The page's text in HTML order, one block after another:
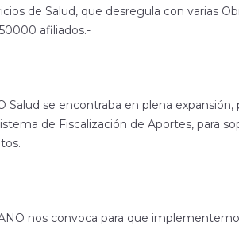
de Salud, que desregula con varias
afiliados.-
Salud se encontraba en plena expansión,
de Fiscalización de Aportes, para
nos convoca para que